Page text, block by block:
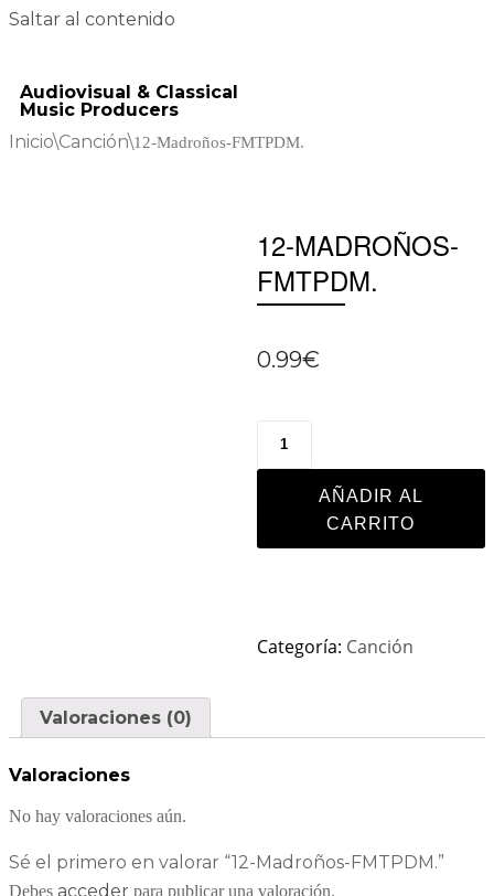
Saltar al contenido
Audiovisual & Classical
Music Producers
Inicio\Canción\12-Madroños-FMTPDM.
12-MADROÑOS-
FMTPDM.
0.99€
AÑADIR AL
CARRITO
Categoría: Canción
Valoraciones (0)
Valoraciones
No hay valoraciones aún.
Sé el primero en valorar “12-Madroños-FMTPDM.”
Debes acceder para publicar una valoración.